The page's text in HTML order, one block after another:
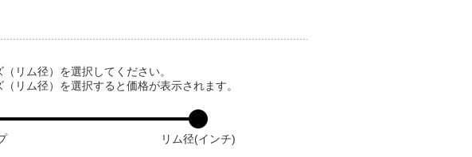
リム径）を選択してください。
リム径）を選択すると価格が表示されます。
リム径(インチ)